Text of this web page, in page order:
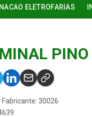
ELETROFARIAS
Fabricante: 30026